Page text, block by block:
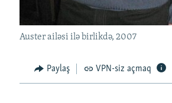
Auster ailəsi ilə birlikdə, 2007
Paylaş VPN-siz açmaq